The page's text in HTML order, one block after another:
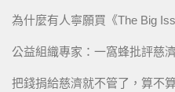
為什麼有人寧願買《The Big
公益組織專家：一窩蜂批評慈
把錢捐給慈濟就不管了，算不